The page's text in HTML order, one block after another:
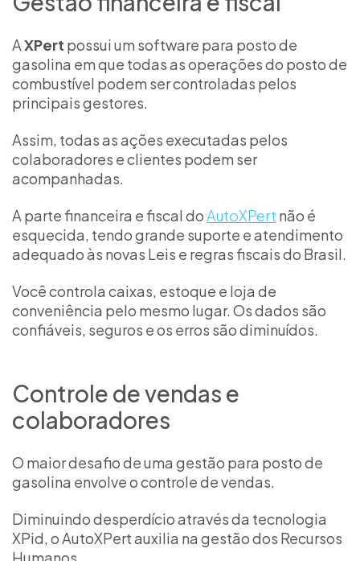
AXPert possui um software para posto de
gasolina em que todas as operações do posto de
combustível podem ser controladas pelos
principais gestores.
Assim, todas as ações executadas pelos
colaboradores e clientes podem ser
acompanhadas.
A parte financeira e fiscal doAutoXPert não é
esquecida, tendo grande suporte e atendimento
adequado às novas Leis e regras fiscais do Brasil.
Você controla caixas, estoque e loja de
conveniência pelo mesmo lugar. Os dados são
confiáveis, seguros e os erros são diminuídos.
Controle de vendas e
colaboradores
O maior desafio de uma gestão para posto de
gasolina envolve o controle de vendas.
Diminuindo desperdício através da tecnologia
XPid, o AutoXPert auxilia na gestão dos Recursos